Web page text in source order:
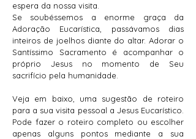
espera da nossa visita.
Se soubéssemos a enorme graça da
Adoração Eucarística, passávamos dias
inteiros de joelhos diante do altar. Adorar o
Santíssimo Sacramento é acompanhar o
próprio Jesus no momento de Seu
sacrifício pela humanidade.
Veja em baixo, uma sugestão de roteiro
para a sua visita pessoal a Jesus Eucarístico.
Pode fazer o roteiro completo ou escolher
apenas alguns pontos mediante a sua